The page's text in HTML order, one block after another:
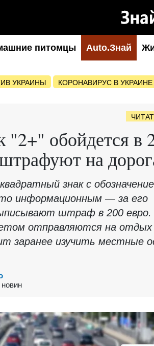
питомцы Auto.Знай
УКРАИНЫ КОРОНАВИРУС В
"2+" обойдется в
на
знак с
информационным — за его
штраф в 200 евро.
отправляются на отдых
заранее изучить местные
новин